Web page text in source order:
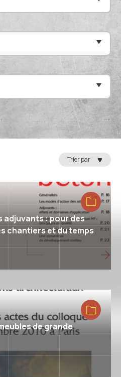
Trier par
adjuvants : pour des
chantiers et du temps
de grande